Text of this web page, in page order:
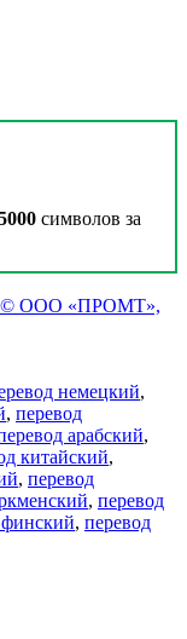
символов за
© ООО «ПРОМТ»,
немецкий,
, перевод
арабский,
китайский,
, перевод
, перевод
, перевод